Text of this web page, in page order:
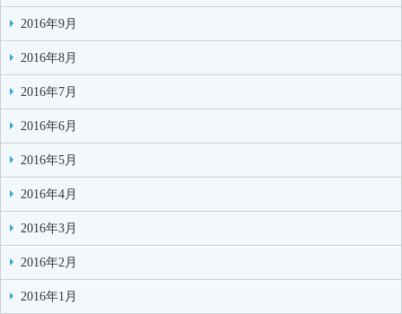
2016年9月
2016年8月
2016年7月
2016年6月
2016年5月
2016年4月
2016年3月
2016年2月
2016年1月